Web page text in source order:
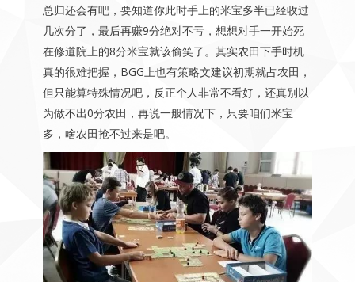
总归还会有吧，要知道你此时手上的米宝多半已经收过
几次分了，最后再赚9分绝对不亏，想想对手一开始死
在修道院上的8分米宝就该偷笑了。其实农田下手时机
真的很难把握，BGG上也有策略文建议初期就占农田，
但只能算特殊情况吧，反正个人非常不看好，还真别以
为做不出0分农田，再说一般情况下，只要咱们米宝
多，啥农田抢不过来是吧。